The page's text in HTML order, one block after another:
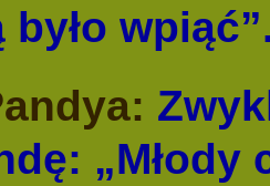
było
„Młody